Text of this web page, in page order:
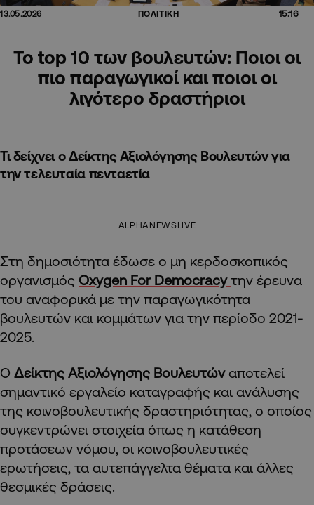
13.05.2026 ΠΟΛΙΤΙΚΗ 15:16
Το top 10 των βουλευτών: Ποιοι οι
πιο παραγωγικοί και ποιοι οι
λιγότερο δραστήριοι
Τι δείχνει ο Δείκτης Αξιολόγησης Βουλευτών για
την τελευταία πενταετία
ALPHANEWSLIVE
Στη δημοσιότητα έδωσε ο μη κερδοσκοπικός
οργανισμός Oxygen For Democracyτην έρευνα
του αναφορικά με την παραγωγικότητα
βουλευτών και κομμάτων για την περίοδο 2021-
2025.
Ο Δείκτης Αξιολόγησης Βουλευτώναποτελεί
σημαντικό εργαλείο καταγραφής και ανάλυσης
της κοινοβουλευτικής δραστηριότητας, ο οποίος
συγκεντρώνει στοιχεία όπως η κατάθεση
προτάσεων νόμου, οι κοινοβουλευτικές
ερωτήσεις, τα αυτεπάγγελτα θέματα και άλλες
θεσμικές δράσεις.